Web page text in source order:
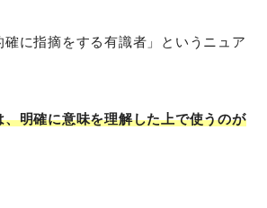
確に指摘をする有識者」というニュア
明確に意味を理解した上で使うのが